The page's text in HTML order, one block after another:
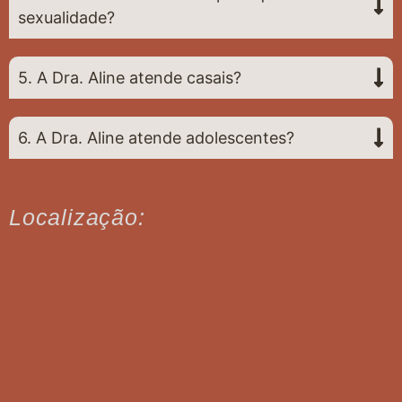
sexualidade?
5. A Dra. Aline atende casais?
6. A Dra. Aline atende adolescentes?
Localização: